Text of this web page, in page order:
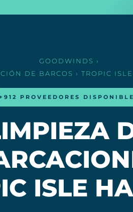
GOODWINDS ›
DE BARCOS › TROPIC
PROVEEDORES
ISLE